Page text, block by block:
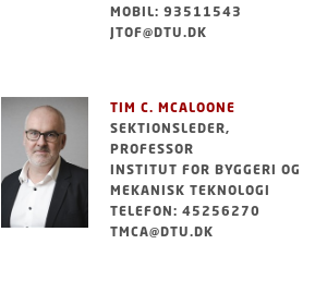
MOBIL: 93511543
JTOF@DTU.DK
TIM C. MCALOONE
SEKTIONSLEDER,
PROFESSOR
INSTITUT FOR BYGGERI OG
MEKANISK TEKNOLOGI
TELEFON: 45256270
TMCA@DTU.DK